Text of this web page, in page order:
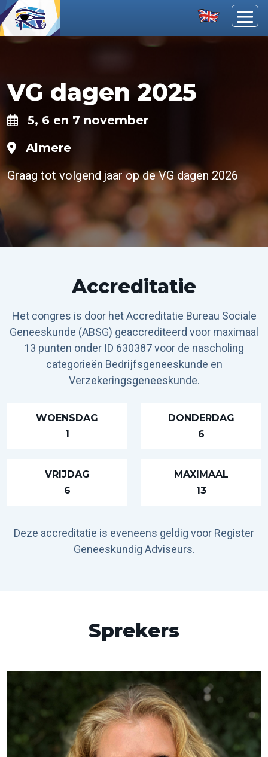
VG dagen 2025
5, 6 en 7 november
Almere
Graag tot volgend jaar op de VG dagen 2026
Accreditatie
Het congres is door het Accreditatie Bureau Sociale
Geneeskunde (ABSG) geaccrediteerd voor maximaal
13 punten onder ID 630387 voor de nascholing
categorieën Bedrijfsgeneeskunde en
Verzekeringsgeneeskunde.
WOENSDAG
1
DONDERDAG
6
VRIJDAG
6
MAXIMAAL
13
Deze accreditatie is eveneens geldig voor Register
Geneeskundig Adviseurs.
Sprekers